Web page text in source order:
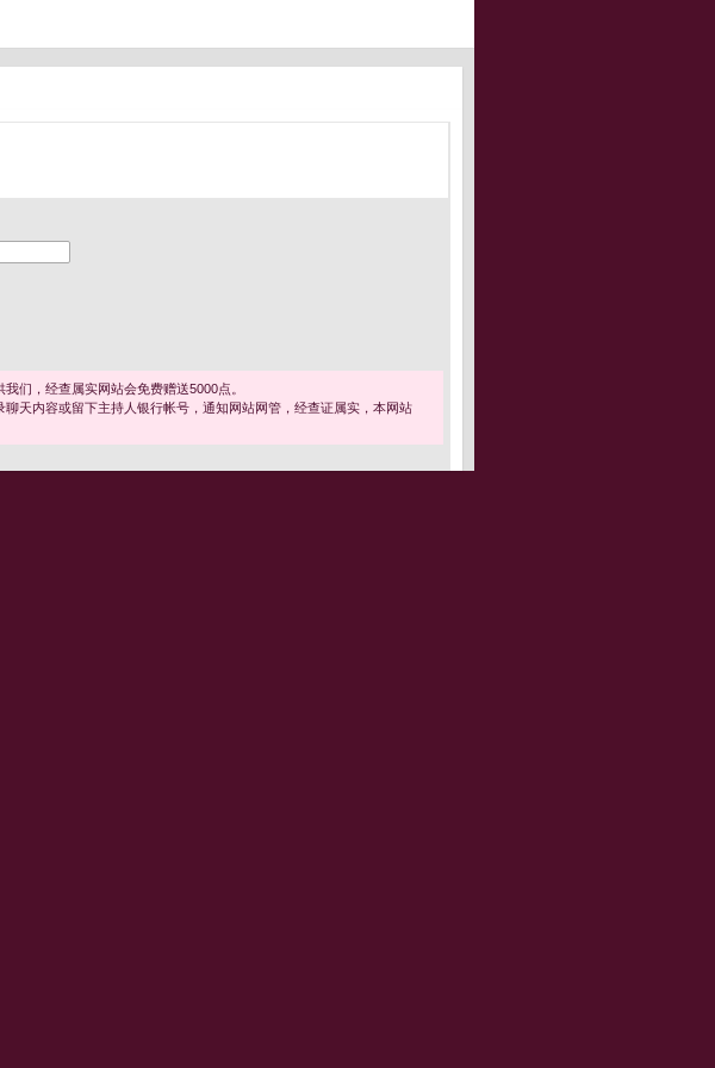
们，经查属实网站会免费赠送5000点。
天内容或留下主持人银行帐号，通知网站网管，经查证属实，本网站